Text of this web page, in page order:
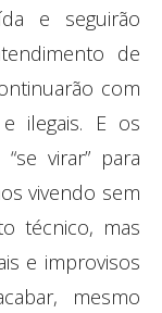
e seguirão
de
com
ilegais. E os
virar” para
vivendo sem
técnico, mas
e improvisos
mesmo